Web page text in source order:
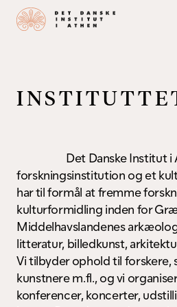
Instituttet
Om Instituttet
Det
Arrangementer
Kulturprogram
Konferencer
Kurser
Besøg i
Ophold
Søg om ophold
Faciliteter
Når du har fået ophold
IN S TIT U TTE
Det Danske Institut i
forskningsinstitution og et
har til formål at fremme
kulturformidling inden for
Middelhavslandenes
litteratur, billedkunst,
Vi tilbyder ophold til forskere,
kunstnere m.fl., og vi
konferencer, koncerter,